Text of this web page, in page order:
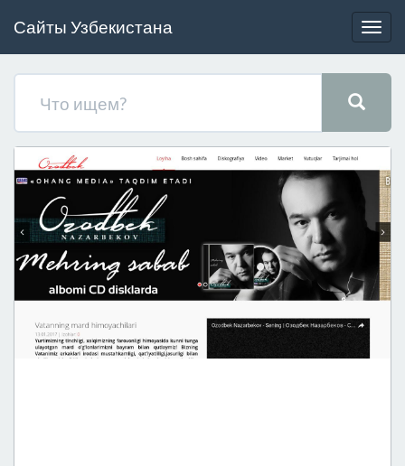
Сайты Узбекистана